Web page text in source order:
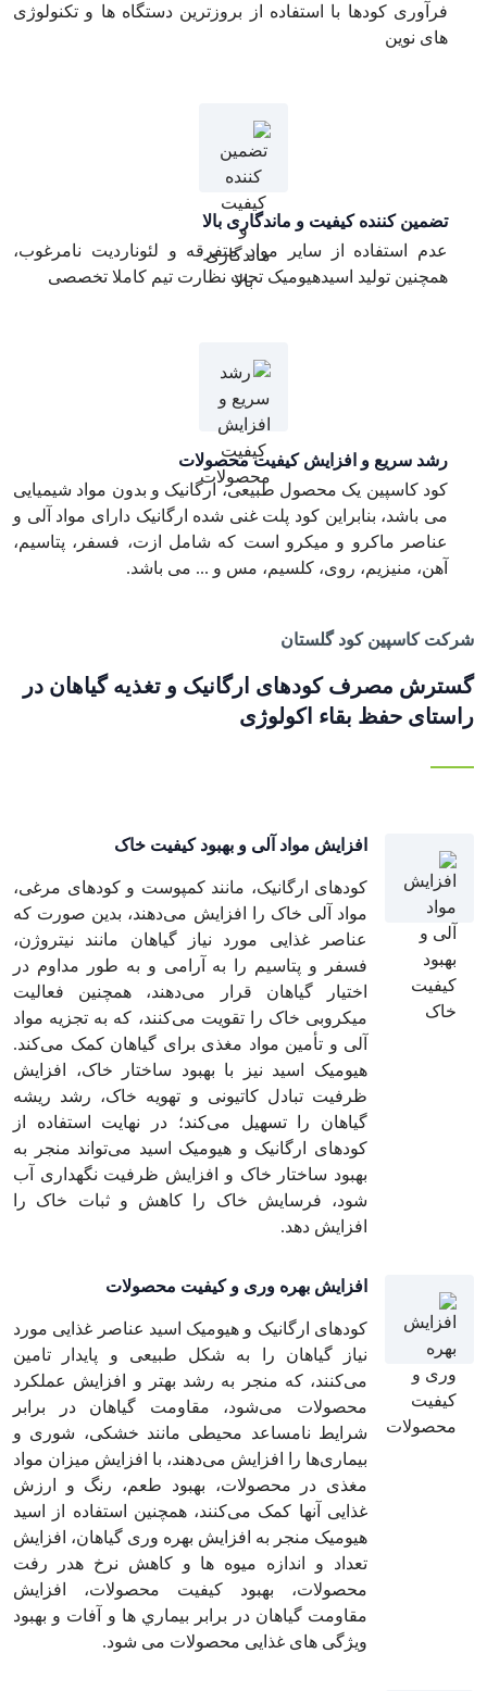
فرآوری کودها با استفاده از بروزترین دستگاه ها و تکنولوژی
های نوین
تضمین کننده کیفیت و ماندگاری بالا
عدم استفاده از سایر مواد متفرقه و لئوناردیت نامرغوب،
همچنین تولید اسیدهیومیک تحت نظارت تیم کاملا تخصصی
رشد سریع و افزایش کیفیت محصولات
کود کاسپین یک محصول طبیعی، ارگانیک و بدون مواد شیمیایی
می باشد، بنابراین کود پلت غنی شده ارگانیک دارای مواد آلی و
عناصر ماکرو و میکرو است که شامل ازت، فسفر، پتاسیم،
آهن، منیزیم، روی، کلسیم، مس و ... می باشد.
شرکت کاسپین کود گلستان
گسترش مصرف کودهای ارگانیک و تغذیه گیاهان در
راستای حفظ بقاء اکولوژی
افزایش مواد آلی و بهبود کیفیت خاک
کودهای ارگانیک، مانند کمپوست و کودهای مرغی،
مواد آلی خاک را افزایش می‌دهند، بدین صورت که
عناصر غذایی مورد نیاز گیاهان مانند نیتروژن،
فسفر و پتاسیم را به آرامی و به طور مداوم در
اختیار گیاهان قرار می‌دهند، همچنین فعالیت
میکروبی خاک را تقویت می‌کنند، که به تجزیه مواد
آلی و تأمین مواد مغذی برای گیاهان کمک می‌کند.
هیومیک اسید نیز با بهبود ساختار خاک، افزایش
ظرفیت تبادل کاتیونی و تهویه خاک، رشد ریشه
گیاهان را تسهیل می‌کند؛ در نهایت استفاده از
کودهای ارگانیک و هیومیک اسید می‌تواند منجر به
بهبود ساختار خاک و افزایش ظرفیت نگهداری آب
شود، فرسایش خاک را کاهش و ثبات خاک را
افزایش دهد.
افزايش بهره وری و كيفيت محصولات
کودهای ارگانیک و هیومیک اسید عناصر غذایی مورد
نیاز گیاهان را به شکل طبیعی و پایدار تامین
می‌کنند، که منجر به رشد بهتر و افزایش عملکرد
محصولات می‌شود، مقاومت گیاهان در برابر
شرایط نامساعد محیطی مانند خشکی، شوری و
بیماری‌ها را افزایش می‌دهند، با افزایش میزان مواد
مغذی در محصولات، بهبود طعم، رنگ و ارزش
غذایی آنها کمک می‌کنند، همچنین استفاده از اسيد
هيوميک منجر به افزايش بهره وری گياهان، افزايش
تعداد و اندازه ميوه ها و كاهش نرخ هدر رفت
محصولات، بهبود كيفيت محصولات، افزايش
مقاومت گياهان در برابر بيماري ها و آفات و بهبود
ويژگی های غذايی محصولات می شود.